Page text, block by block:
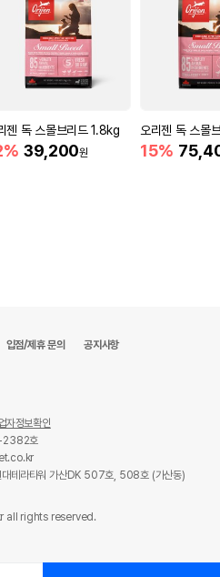
젠 독 스몰브리드 1.8kg
39,200원
오리젠 독 스몰
15%
입점/제휴 문의 공지사항
자정보확인
-2382호
대테라타워 가산DK 507호, 508호 (가산동)
all rights reserved.